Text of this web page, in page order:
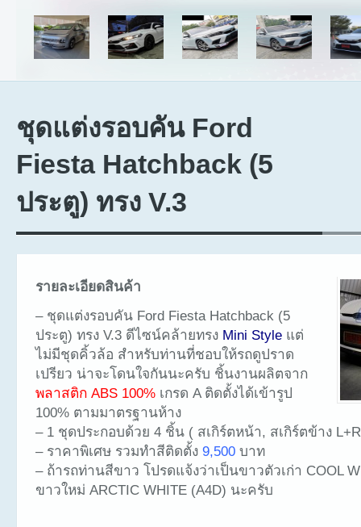
ชุดแต่งรอบคัน Ford
Fiesta Hatchback (5
ประตู) ทรง V.3
รายละเอียดสินค้า
– ชุดแต่งรอบคัน Ford Fiesta Hatchback (5
ประตู) ทรง V.3 ดีไซน์คล้ายทรง Mini Style แต่
ไม่มีชุดคิ้วล้อ สำหรับท่านที่ชอบให้รถดูปราด
เปรียว น่าจะโดนใจกันนะครับ ชิ้นงานผลิตจาก
พลาสติก ABS 100% เกรด A ติดตั้งได้เข้ารูป
100% ตามมาตรฐานห้าง
– 1 ชุดประกอบด้วย 4 ชิ้น ( สเกิร์ตหน้า, สเกิร์ตข้าง
– ราคาพิเศษ รวมทำสีติดตั้ง 9,500 บาท
– ถ้ารถท่านสีขาว โปรดแจ้งว่าเป็นขาวตัวเก่า COOL
ขาวใหม่ ARCTIC WHITE (A4D) นะครับ